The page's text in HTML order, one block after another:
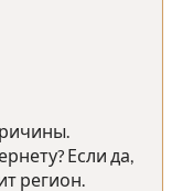
Если да,
регион.